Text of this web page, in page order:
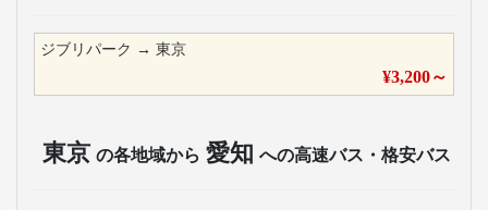
ジブリパーク → 東京
¥3,200～
東京 の各地域から 愛知 への高速バス・格安バス